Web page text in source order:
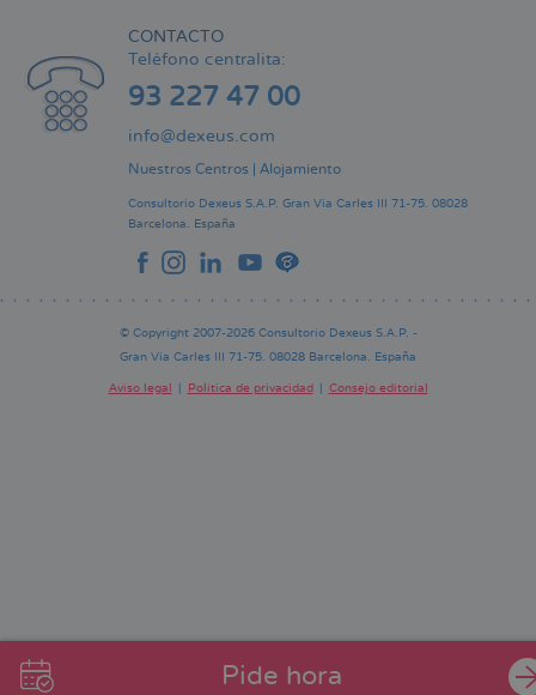
Pide hora
CONTACTO
Teléfono centralita:
93 227 47 00
info@dexeus.com
Nuestros Centros Alojamiento
Consultorio Dexeus S.A.P. Gran Via Carles III 71-75. 08028
Barcelona. España
© Copyright 2007-2026 Consultorio Dexeus S.A.P. -
Gran Via Carles III 71-75. 08028 Barcelona. España
Aviso legal Política de privacidad Consejo editorial